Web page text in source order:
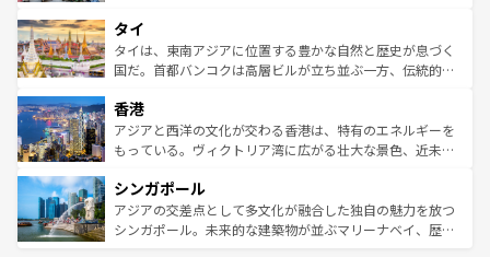
リティに包まれながら、韓国の多彩な魅力を心ゆくまで味
わってみてほしい。 なお、新着の韓国情報はコンテンツ一
覧を参照してほしい。
急速な発展と共に伝統が息づく。ハノイの古い町並みやホ
ーチミン市のフランス統治時代の建物も、独特の雰囲気を
醸し出している。また、バラエティの豊かさとおいしさで
とつ。フォーやバインミー、ベトナムコーヒーなどは、ぜ
ひ現地で味わいたい。どの地域を訪れてもあたたかい人々
が旅行者を迎えてくれるので、きっと忘れられない旅にな
参照してほしい。
タイ
タイは、東南アジアに位置する豊かな自然と歴史が息づく
国だ。首都バンコクは高層ビルが立ち並ぶ一方、伝統的な
の活気が交差している。北部ではチェンマイなどの山岳地
帯で自然と触れ合い、南部ではプーケットやクラビの美し
いビーチでリゾート気分を楽しむことができる。タイ料理
激する。気候は一年中温暖で、どの季節にも異なる楽しみ
が待っている。親しみやすいタイの人々、仏教を中心とし
た文化、そして多様な観光資源が、訪れる旅人を魅了し続
香港
アジアと西洋の文化が交わる香港は、特有のエネルギーを
もっている。ヴィクトリア湾に広がる壮大な景色、近未来
み、どこを訪れても感動するはず。観光スポットが密集し
ており、効率よく見どころを回れるのも魅力。息をのむよ
うな絶景から文化的な体験まで、香港を存分に楽しみ尽く
シンガポール
アジアの交差点として多文化が融合した独自の魅力を放つ
シンガポール。未来的な建築物が並ぶマリーナベイ、歴史